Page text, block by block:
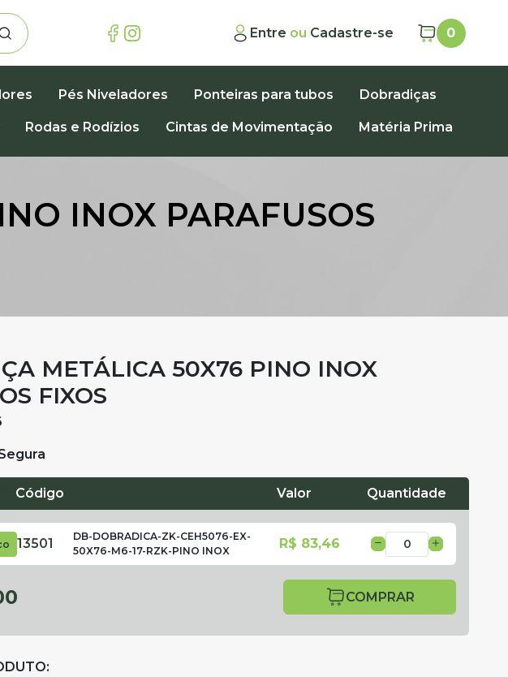
Entre ou Cadastre-se 0
Pés Niveladores Ponteiras para tubos Dobradiças
Rodas e Rodízios Cintas de Movimentação Matéria Prima
INOX PARAFUSOS
METÁLICA 50X76 PINO INOX
FIXOS
Código Valor Quantidade
13501
DB-DOBRADICA-ZK-CEH5076-EX-
50X76-M6-17-RZK-PINO INOX
R$ 83,46
COMPRAR